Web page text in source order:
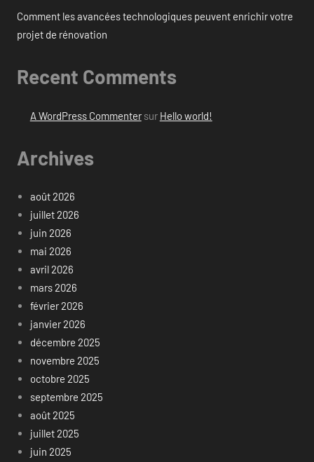
Comment les avancées technologiques peuvent enrichir votre
projet de rénovation
Recent Comments
A WordPress Commentersur Hello world!
Archives
août 2026
juillet 2026
juin 2026
mai 2026
avril 2026
mars 2026
février 2026
janvier 2026
décembre 2025
novembre 2025
octobre 2025
septembre 2025
août 2025
juillet 2025
juin 2025